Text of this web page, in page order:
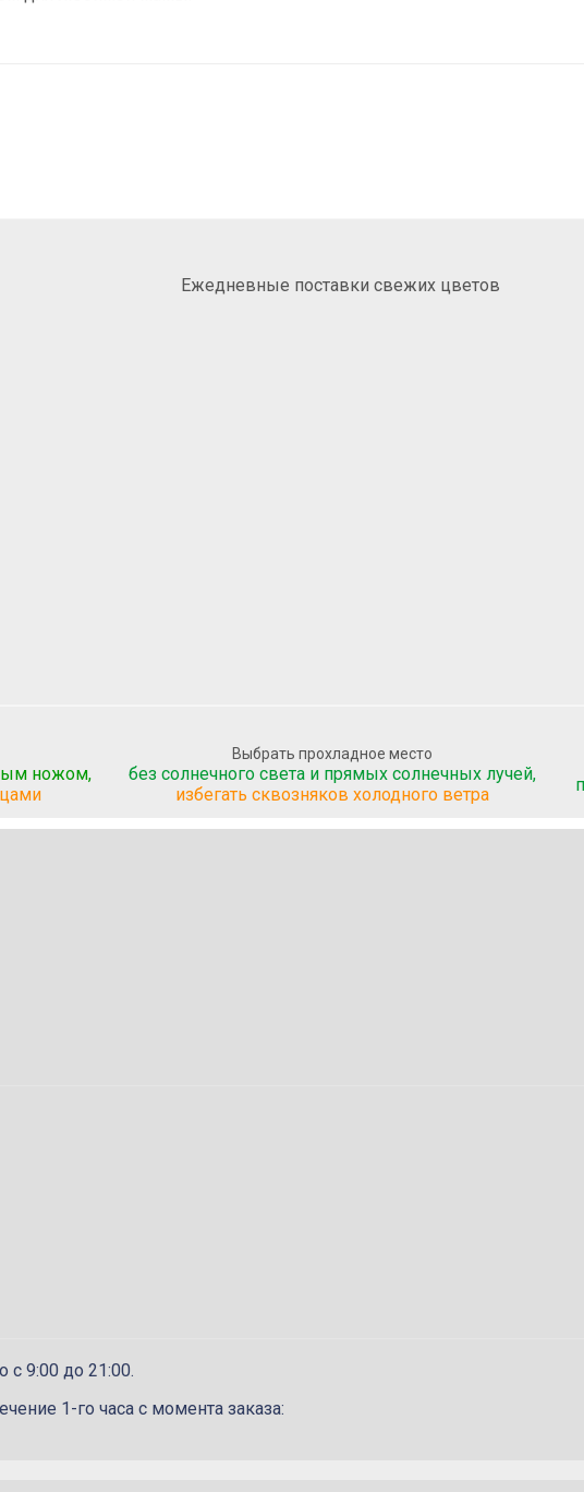
Ежедневные поставки свежих цветов
ножом,
Выбрать прохладное место
без солнечного света и прямых солнечных лучей,
избегать сквозняков холодного ветра
с 9:00 до 21:00.
1-го часа с момента заказа: